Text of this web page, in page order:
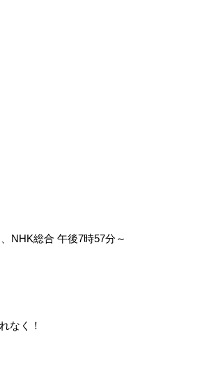
NHK総合 午後7時57分～
なく！